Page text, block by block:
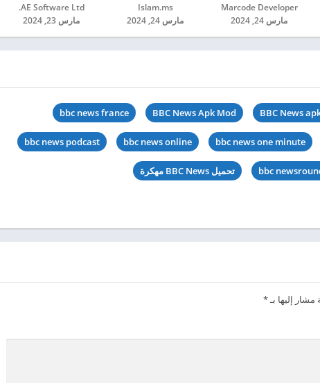
Marcode Developer‏
مارس 24, 2024
Islam.ms‏
مارس 24, 2024
AE Software Ltd.‏
مارس 23, 2024
BBC News
BBC News Apk Mod
bbc news france
bbc news one minute
bbc news online
bbc news podcast
bbc تحميل BBC News مهكرة
مشار إليها بـ*